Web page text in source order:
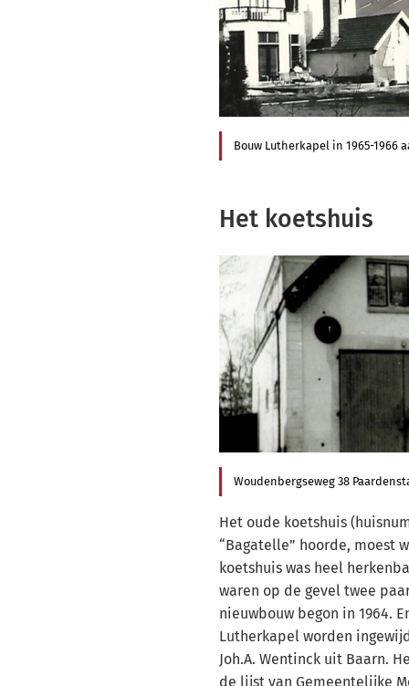
Bouw Lutherkapel in 1965-1966
Het koetshuis
Woudenbergseweg 38
Het oude koetshuis
“Bagatelle” hoorde, moest
koetshuis was heel
waren op de gevel twee
nieuwbouw begon in 1964.
Lutherkapel worden
Joh.A. Wentinck uit Baarn.
de lijst van Gemeentelijke